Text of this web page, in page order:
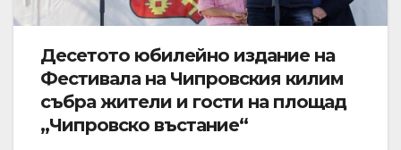
Десетото юбилейно издание на
Фестивала на Чипровския килим
събра жители и гости на площад
„Чипровско въстание“